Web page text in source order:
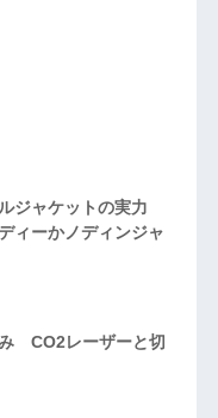
ジャケットの実力
ィーかノディンジャ
CO2レーザーと切